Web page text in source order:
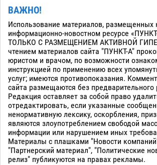
ВАЖНО!
Использование материалов, размещенных
информационно-новостном ресурсе
ТОЛЬКО С РАЗМЕЩЕНИЕМ АКТИВНОЙ
чтением материалов сайта "ПУНКТ-А"
юристом и врачом, по возможности
инструкцией по применению всех
услуг; имеются противопоказания.
сайта размещаются без предварительного
Редакция оставляет за собой право
отредактировать, если указанные
ненормативную лексику, оскорбления,
являются злоупотреблением свободой
информации или нарушением иных
Материалы с плашками "Новости
"Партнерский материал", "Политические
релиз" публикуются на правах рекламы.